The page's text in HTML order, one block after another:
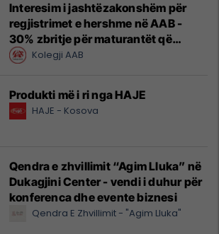
Interesim i jashtëzakonshëm për
regjistrimet e hershme në AAB -
30% zbritje për maturantët që
regjistrohen tani
Kolegji AAB
Produkti më i ri nga HAJE
HAJE - Kosova
Qendra e zhvillimit “Agim Lluka” në
Dukagjini Center - vendi i duhur për
konferenca dhe evente biznesi
Qendra E Zhvillimit - "Agim Lluka"